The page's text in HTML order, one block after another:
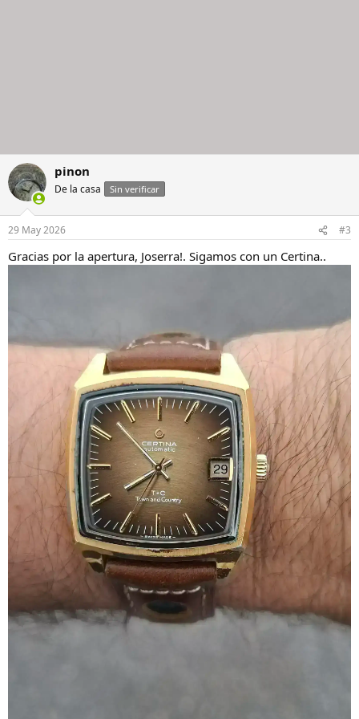
pinon
De la casa Sin verificar
29 May 2026 #3
Gracias por la apertura, Joserra!. Sigamos con un Certina..